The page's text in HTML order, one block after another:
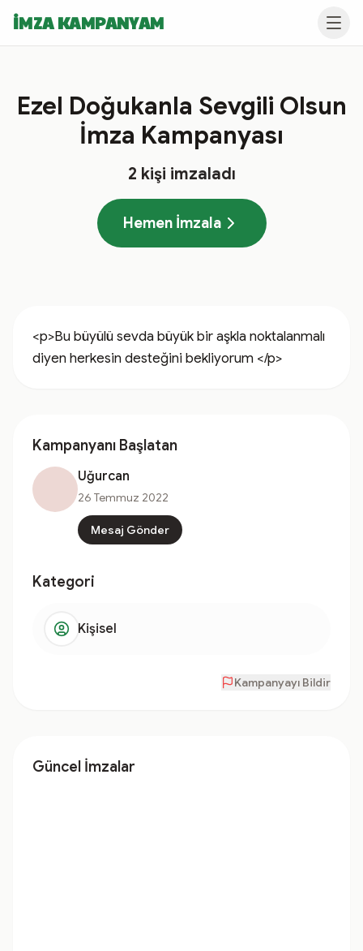
İMZA KAMPANYAM
Ezel Doğukanla Sevgili Olsun
İmza Kampanyası
2 kişi imzaladı
Hemen İmzala
<p>Bu büyülü sevda büyük bir aşkla noktalanmalı
diyen herkesin desteğini bekliyorum </p>
Kampanyanı Başlatan
Uğurcan
26 Temmuz 2022
Mesaj Gönder
Kategori
Kişisel
Kampanyayı Bildir
Güncel İmzalar